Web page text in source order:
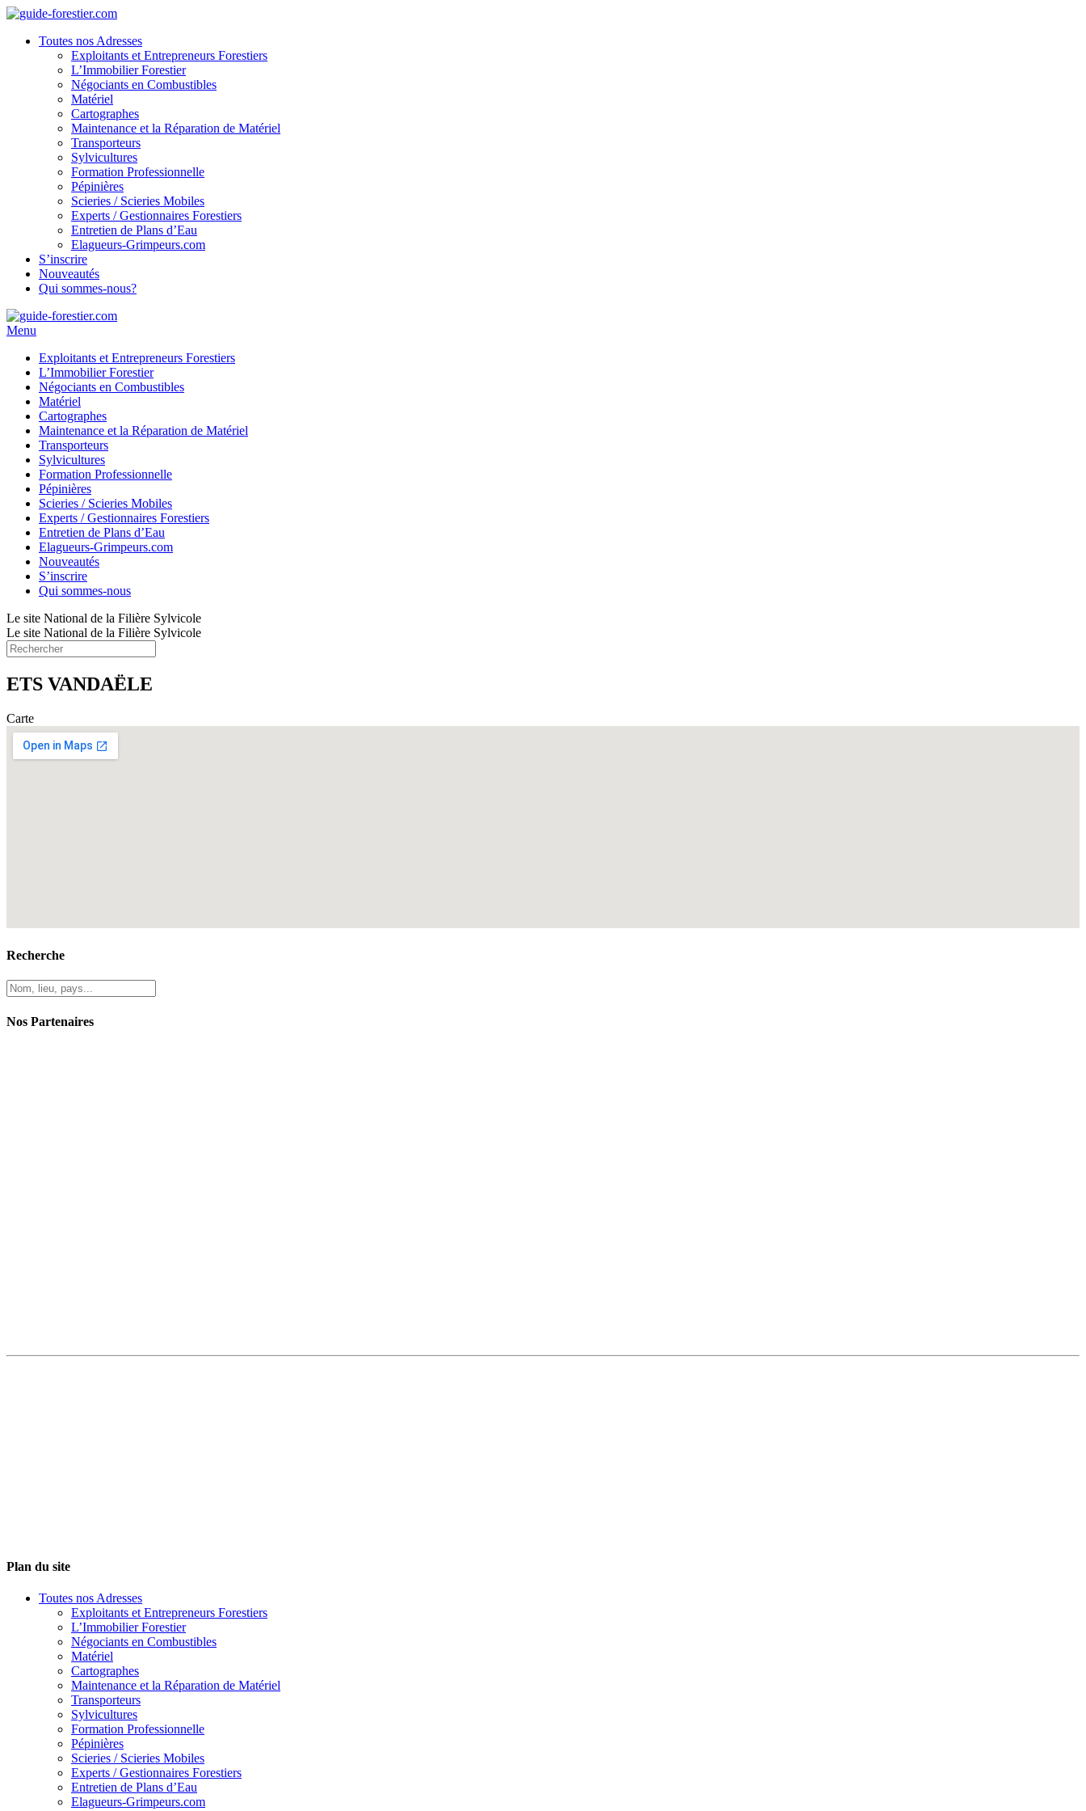
Toutes nos Adresses
Exploitants et Entrepreneurs Forestiers
L’Immobilier Forestier
Négociants en Combustibles
Matériel
Cartographes
Maintenance et la Réparation de Matériel
Transporteurs
Sylvicultures
Formation Professionnelle
Pépinières
Scieries / Scieries Mobiles
Experts / Gestionnaires Forestiers
Entretien de Plans d’Eau
Elagueurs-Grimpeurs.com
S’inscrire
Nouveautés
Qui sommes-nous?
Menu
Exploitants et Entrepreneurs Forestiers
L’Immobilier Forestier
Négociants en Combustibles
Matériel
Cartographes
Maintenance et la Réparation de Matériel
Transporteurs
Sylvicultures
Formation Professionnelle
Pépinières
Scieries / Scieries Mobiles
Experts / Gestionnaires Forestiers
Entretien de Plans d’Eau
Elagueurs-Grimpeurs.com
Nouveautés
S’inscrire
Qui sommes-nous
Le site National de la Filière Sylvicole
Le site National de la Filière Sylvicole
ETS VANDAËLE
Carte
Recherche
Nos Partenaires
Plan du site
Toutes nos Adresses
Exploitants et Entrepreneurs Forestiers
L’Immobilier Forestier
Négociants en Combustibles
Matériel
Cartographes
Maintenance et la Réparation de Matériel
Transporteurs
Sylvicultures
Formation Professionnelle
Pépinières
Scieries / Scieries Mobiles
Experts / Gestionnaires Forestiers
Entretien de Plans d’Eau
Elagueurs-Grimpeurs.com